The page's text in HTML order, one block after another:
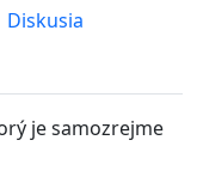
Diskusia
je samozrejme